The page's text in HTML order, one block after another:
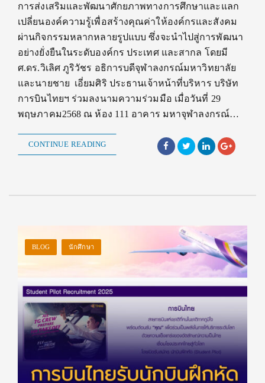
การส่งเสริมและพัฒนาศักยภาพทางการศึกษาและแลก
เปลี่ยนองค์ความรู้เพื่อสร้างคุณค่าให้องค์กรและสังคม
ผ่านกิจกรรมหลากหลายรูปแบบ ซึ่งจะนำไปสู่การพัฒนา
อย่างยั่งยืนในระดับองค์กร ประเทศ และสากล โดยมี
ศ.ดร.วิเลิศ ภูริวัชร อธิการบดีจุฬาลงกรณ์มหาวิทยาลัย
และนายชาย เอี่ยมศิริ ประธานเจ้าหน้าที่บริหาร บริษัท
การบินไทยฯ ร่วมลงนามความร่วมมือ เมื่อวันที่ 29
พฤษภาคม2568 ณ ห้อง 111 อาคาร มหาจุฬาลงกรณ์…
CONTINUE READING
BLOG นักศึกษา